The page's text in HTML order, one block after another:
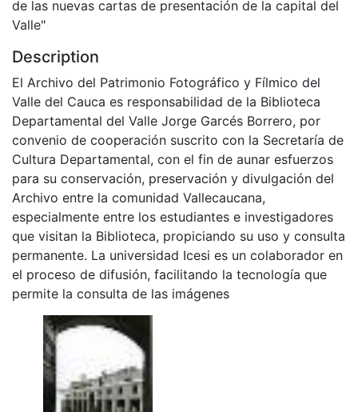
de las nuevas cartas de presentación de la capital del
Valle"
Description
El Archivo del Patrimonio Fotográfico y Fílmico del
Valle del Cauca es responsabilidad de la Biblioteca
Departamental del Valle Jorge Garcés Borrero, por
convenio de cooperación suscrito con la Secretaría de
Cultura Departamental, con el fin de aunar esfuerzos
para su conservación, preservación y divulgación del
Archivo entre la comunidad Vallecaucana,
especialmente entre los estudiantes e investigadores
que visitan la Biblioteca, propiciando su uso y consulta
permanente. La universidad Icesi es un colaborador en
el proceso de difusión, facilitando la tecnología que
permite la consulta de las imágenes